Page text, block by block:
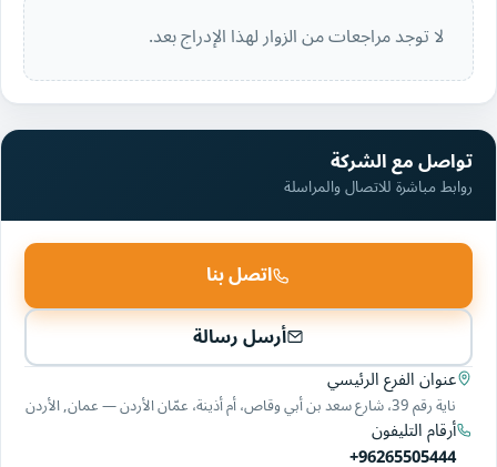
لا توجد مراجعات من الزوار لهذا الإدراج بعد.
تواصل مع الشركة
روابط مباشرة للاتصال والمراسلة
اتصل بنا
أرسل رسالة
عنوان الفرع الرئيسي
ناية رقم 39، شارع سعد بن أبي وقاص، أم أذينة، عمّان الأردن — عمان, الأردن
أرقام التليفون
+96265505444